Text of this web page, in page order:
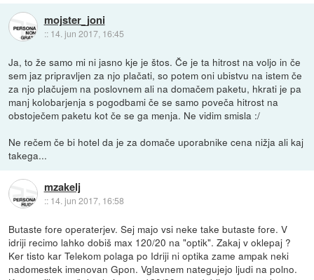
mojster_joni
:: 14. jun 2017, 16:45
Ja, to že samo mi ni jasno kje je štos. Če je ta hitrost na voljo in če
sem jaz pripravljen za njo plačati, so potem oni ubistvu na istem če
za njo plačujem na poslovnem ali na domačem paketu, hkrati je pa
manj kolobarjenja s pogodbami če se samo poveča hitrost na
obstoječem paketu kot če se ga menja. Ne vidim smisla :/
Ne rečem če bi hotel da je za domače uporabnike cena nižja ali kaj
takega...
mzakelj
:: 14. jun 2017, 16:58
Butaste fore operaterjev. Sej majo vsi neke take butaste fore. V
idriji recimo lahko dobiš max 120/20 na "optik". Zakaj v oklepaj ?
Ker tisto kar Telekom polaga po Idriji ni optika zame ampak neki
nadomestek imenovan Gpon. Vglavnem nategujejo ljudi na polno.